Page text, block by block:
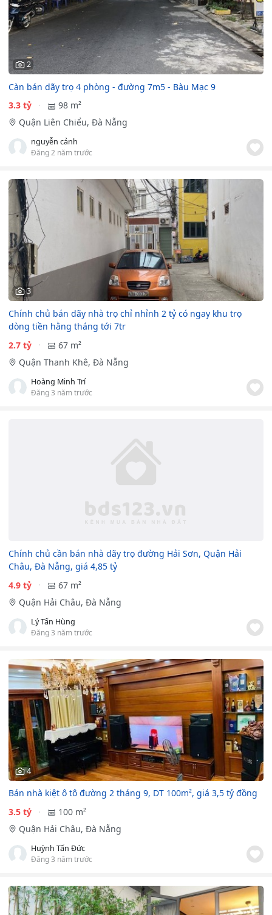
2
Càn bán dãy trọ 4 phòng - đường 7m5 - Bàu Mạc 9
3.3 tỷ
98 m²
Quận Liên Chiểu, Đà Nẵng
nguyễn cảnh
Đăng 2 năm trước
3
Chính chủ bán dãy nhà trọ chỉ nhỉnh 2 tỷ có ngay khu trọ
dòng tiền hằng tháng tới 7tr
2.7 tỷ
67 m²
Quận Thanh Khê, Đà Nẵng
Hoàng Minh Trí
Đăng 3 năm trước
Chính chủ cần bán nhà dãy trọ đường Hải Sơn, Quận Hải
Châu, Đà Nẵng, giá 4,85 tỷ
4.9 tỷ
67 m²
Quận Hải Châu, Đà Nẵng
Lý Tấn Hùng
Đăng 3 năm trước
4
Bán nhà kiệt ô tô đường 2 tháng 9, DT 100m², giá 3,5 tỷ đồng
3.5 tỷ
100 m²
Quận Hải Châu, Đà Nẵng
Huỳnh Tấn Đức
Đăng 3 năm trước